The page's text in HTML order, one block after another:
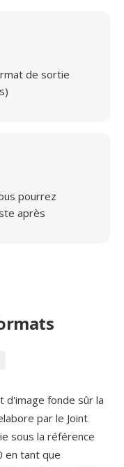
de sortie
pourrez
après
d'image fonde sûr la
par le Joint
sous la référence
en tant que